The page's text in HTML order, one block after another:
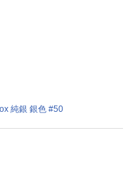
純銀 銀色 #50